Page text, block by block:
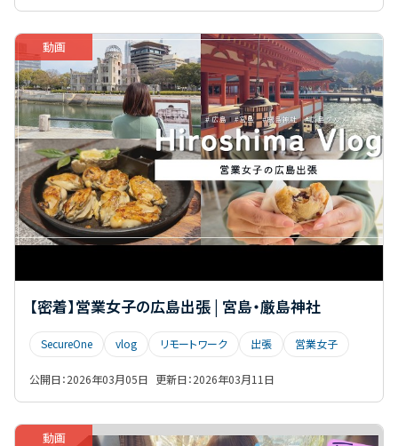
動画
【密着】営業女子の広島出張 | 宮島・厳島神社
SecureOne vlog リモートワーク 出張 営業女子
公開日：2026年03月05日 更新日：2026年03月11日
動画